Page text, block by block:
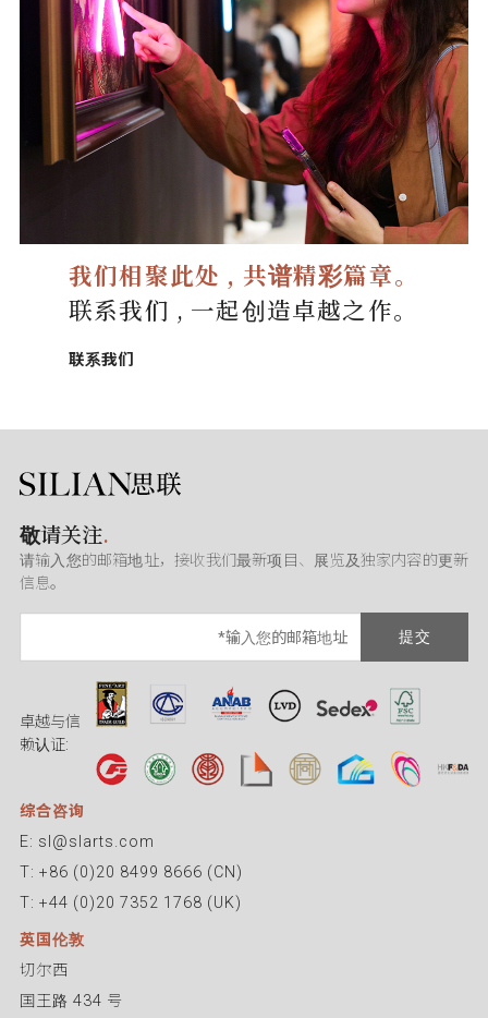
我们相聚此处 , 共谱精彩篇章。
联系我们 , 一起创造卓越之作。
联系我们
敬请关注.
请输入您的邮箱地址，接收我们最新项目、展览及独家内容的更新
信息。
提交
卓越与信
赖认证:
综合咨询
E: sl@slarts.com
T: +86 (0)20 8499 8666 (CN)
T: +44 (0)20 7352 1768 (UK)
英国伦敦
切尔西
国王路 434 号